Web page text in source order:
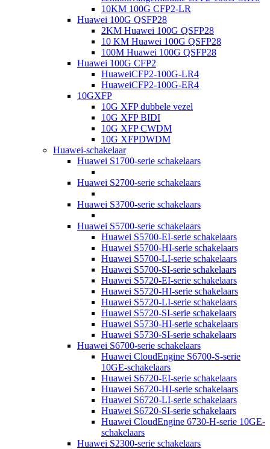
10KM 100G CFP2-LR
Huawei 100G QSFP28
2KM Huawei 100G QSFP28
10 KM Huawei 100G QSFP28
100M Huawei 100G QSFP28
Huawei 100G CFP2
HuaweiCFP2-100G-LR4
HuaweiCFP2-100G-ER4
10GXFP
10G XFP dubbele vezel
10G XFP BIDI
10G XFP CWDM
10G XFPDWDM
Huawei-schakelaar
Huawei S1700-serie schakelaars
Huawei S2700-serie schakelaars
Huawei S3700-serie schakelaars
Huawei S5700-serie schakelaars
Huawei S5700-EI-serie schakelaars
Huawei S5700-HI-serie schakelaars
Huawei S5700-LI-serie schakelaars
Huawei S5700-SI-serie schakelaars
Huawei S5720-EI-serie schakelaars
Huawei S5720-HI-serie schakelaars
Huawei S5720-LI-serie schakelaars
Huawei S5720-SI-serie schakelaars
Huawei S5730-HI-serie schakelaars
Huawei S5730-SI-serie schakelaars
Huawei S6700-serie schakelaars
Huawei CloudEngine S6700-S-serie
10GE-schakelaars
Huawei S6720-EI-serie schakelaars
Huawei S6720-HI-serie schakelaars
Huawei S6720-LI-serie schakelaars
Huawei S6720-SI-serie schakelaars
Huawei CloudEngine 6730-H-serie 10GE-
schakelaars
Huawei S2300-serie schakelaars